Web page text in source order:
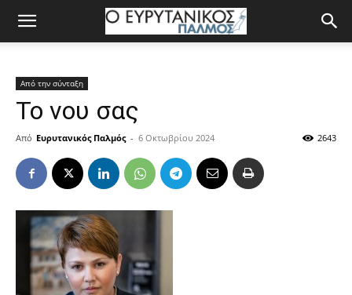
Από την σύνταξη
Το νου σας
Από Ευρυτανικός Παλμός - 6 Οκτωβρίου 2024 2643